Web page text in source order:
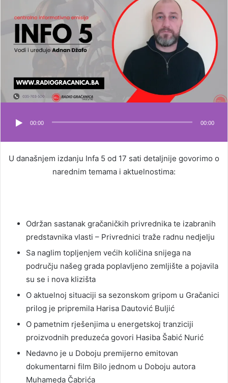
00:00 00:00
U današnjem izdanju Infa 5 od 17 sati detaljnije govorimo o
narednim temama i aktuelnostima:
Održan sastanak gračaničkih privrednika te izabranih
predstavnika vlasti – Privrednici traže radnu nedjelju
Sa naglim topljenjem većih količina snijega na
području našeg grada poplavljeno zemljište a pojavila
su se i nova klizišta
O aktuelnoj situaciji sa sezonskom gripom u Gračanici
prilog je pripremila Harisa Dautović Buljić
O pametnim rješenjima u energetskoj tranziciji
proizvodnih preduzeća govori Hasiba Šabić Nurić
Nedavno je u Doboju premijerno emitovan
dokumentarni film Bilo jednom u Doboju autora
Muhameda Čabrića